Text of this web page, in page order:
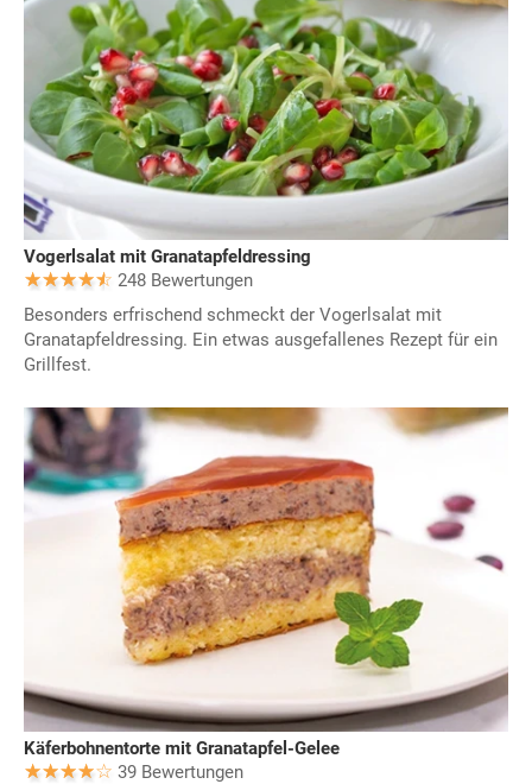
Vogerlsalat mit Granatapfeldressing
248 Bewertungen
Besonders erfrischend schmeckt der Vogerlsalat mit
Granatapfeldressing. Ein etwas ausgefallenes Rezept für ein
Grillfest.
Käferbohnentorte mit Granatapfel-Gelee
39 Bewertungen